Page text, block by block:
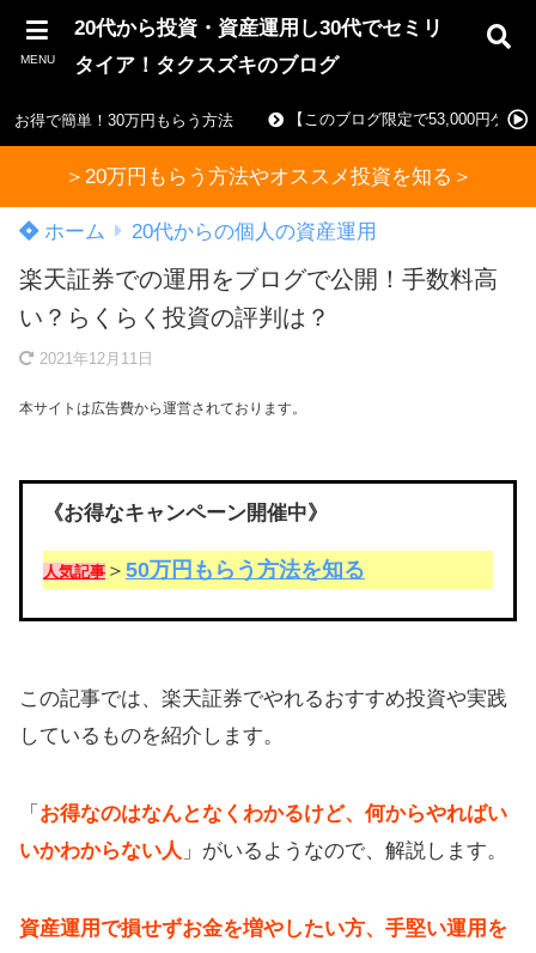
MENU
20代から投資・資産運用し30代でセミリ
タイア！タクスズキのブログ
お得で簡単！30万円もらう方法 【このブログ限定で53,000円ゲッ
＞20万円もらう方法やオススメ投資を知る＞
ホーム 20代からの個人の資産運用
楽天証券での運用をブログで公開！手数料高
い？らくらく投資の評判は？
2021年12月11日
本サイトは広告費から運営されております。
《お得なキャンペーン開催中》
人気記事 ＞ 50万円もらう方法を知る
この記事では、楽天証券でやれるおすすめ投資や実践
しているものを紹介します。
「 お得なのはなんとなくわかるけど、何からやればい
いかわからない人 」がいるようなので、解説します。
資産運用で損せずお金を増やしたい方、手堅い運用を